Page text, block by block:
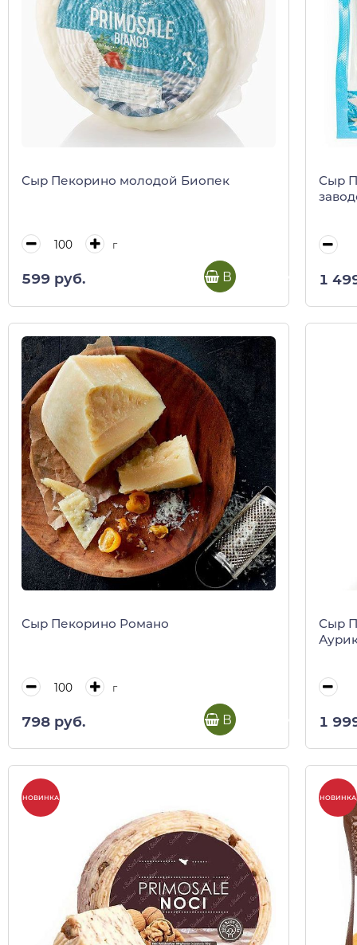
Сыр Пекорино молодой Биопек
г
599 руб. В корзину
Сыр
1
Сыр Пекорино Романо
г
798 руб. В корзину
Сыр
1
НОВИНКА НОВИНКА